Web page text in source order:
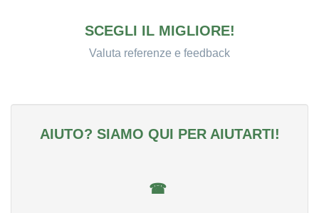
SCEGLI IL MIGLIORE!
Valuta referenze e feedback
AIUTO? SIAMO QUI PER AIUTARTI!
☎